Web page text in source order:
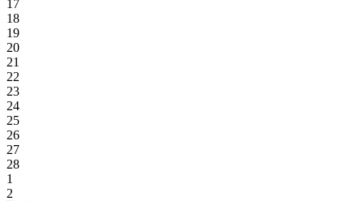
17
18
19
20
21
22
23
24
25
26
27
28
1
2